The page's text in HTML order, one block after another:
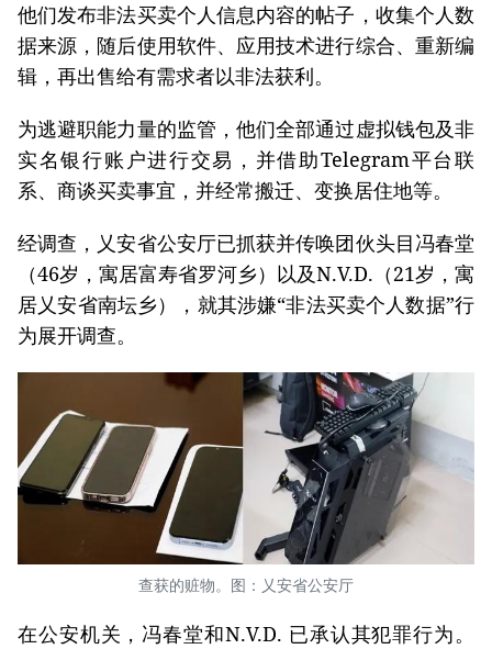
他们发布非法买卖个人信息内容的帖子，收集个人数
据来源，随后使用软件、应用技术进行综合、重新编
辑，再出售给有需求者以非法获利。
为逃避职能力量的监管，他们全部通过虚拟钱包及非
实名银行账户进行交易，并借助Telegram平台联
系、商谈买卖事宜，并经常搬迁、变换居住地等。
经调查，乂安省公安厅已抓获并传唤团伙头目冯春堂
（46岁，寓居富寿省罗河乡）以及N.V.D.（21岁，寓
居乂安省南坛乡），就其涉嫌“非法买卖个人数据”行
为展开调查。
查获的赃物。图：乂安省公安厅
在公安机关，冯春堂和N.V.D. 已承认其犯罪行为。